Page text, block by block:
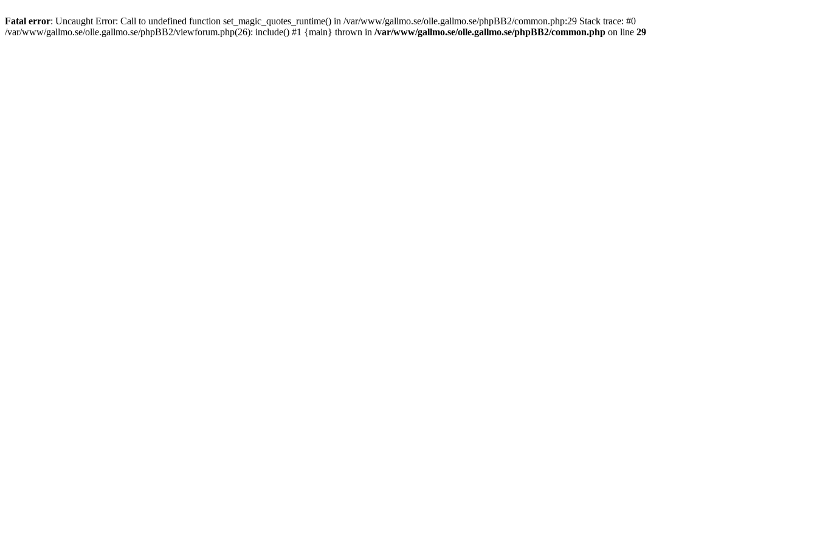
Fatal error: Uncaught Error: Call to undefined function set_magic_quotes_runtime() in /var/www/gallmo.se/olle.gallmo.se/phpBB2/common.php:29 Stack trace: #0
/var/www/gallmo.se/olle.gallmo.se/phpBB2/viewforum.php(26): include() #1 {main} thrown in /var/www/gallmo.se/olle.gallmo.se/phpBB2/common.php on line 29